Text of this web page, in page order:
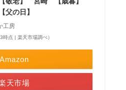
の日】
工房
点 | 楽天市場調べ）
Amazon
天市場